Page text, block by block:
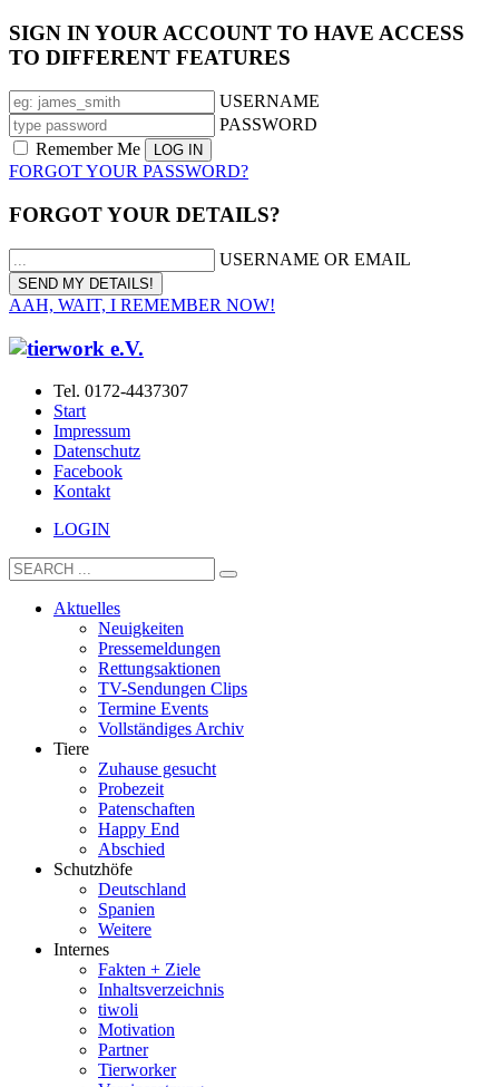
SIGN IN YOUR ACCOUNT TO HAVE ACCESS
TO DIFFERENT FEATURES
USERNAME
PASSWORD
Remember Me
FORGOT YOUR PASSWORD?
FORGOT YOUR DETAILS?
USERNAME OR EMAIL
AAH, WAIT, I REMEMBER NOW!
Tel. 0172-4437307
Start
Impressum
Datenschutz
Facebook
Kontakt
LOGIN
Aktuelles
Neuigkeiten
Pressemeldungen
Rettungsaktionen
TV-Sendungen Clips
Termine Events
Vollständiges Archiv
Tiere
Zuhause gesucht
Probezeit
Patenschaften
Happy End
Abschied
Schutzhöfe
Deutschland
Spanien
Weitere
Internes
Fakten + Ziele
Inhaltsverzeichnis
tiwoli
Motivation
Partner
Tierworker